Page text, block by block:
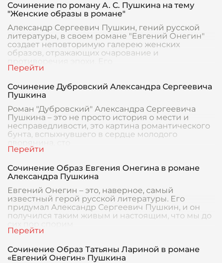
Сочинение по роману А. С. Пушкина на тему
"Женские образы в романе"
Александр Сергеевич Пушкин, гений русской
литературы, в своем романе "Евгений Онегин"
создает неповторимую галерею женских
образов, отражающих очарование и
противоречия эпохи. Его
Сочинение Дубровский Александра Сергеевича
Пушкина
Роман "Дубровский" Александра Сергеевича
Пушкина – это не просто история о мести и
несправедливости, это картина романтического
бунта, вспыхнувшего в сердце молодого
Сочинение Образ Евгения Онегина в романе
Александра Пушкина
Евгений Онегин – это, наверное, самый
известный герой русской литературы. Его
придумал Александр Сергеевич Пушкин, и он
получился таким живым и настоящим, что мы до
Сочинение Образ Татьяны Лариной в романе
«Евгений Онегин» Пушкина